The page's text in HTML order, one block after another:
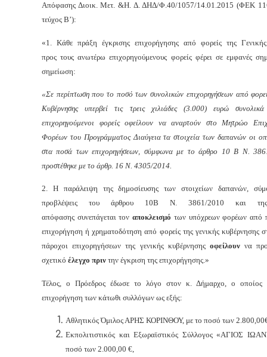
Απόφασης Διοικ. Μετ. &Η. Δ. ΔΗΔ/Φ.40/1057/14.01.2015 (ΦΕΚ
τεύχος Β’):
«1. Κάθε πράξη έγκρισης επιχορήγησης από φορείς της
προς τους ανωτέρω επιχορηγούμενους φορείς φέρει σε εμφανές
σημείωση:
«Σε περίπτωση που το ποσό των συνολικών επιχορηγήσεων από
Κυβέρνησης υπερβεί τις τρεις χιλιάδες (3.000) ευρώ
επιχορηγούμενοι φορείς οφείλουν να αναρτούν στο Μητρώο
Φορέων του Προγράμματος Διαύγεια τα στοιχεία των δαπανών οι
στα ποσά των επιχορηγήσεων, σύμφωνα με το άρθρο 10 Β Ν.
προστέθηκε με το άρθρ. 16 Ν. 4305/2014.
2. Η παράλειψη της δημοσίευσης των στοιχείων δαπανών,
προβλέψεις του άρθρου 10Β Ν. 3861/2010 και της
απόφασης συνεπάγεται τον αποκλεισμό των υπόχρεων φορέων από
επιχορήγηση ή χρηματοδότηση από φορείς της γενικής κυβέρνησης
πάροχοι επιχορηγήσεων της γενικής κυβέρνησης οφείλουν να
σχετικό έλεγχο πριν την έγκριση της επιχορήγησης.»
Τέλος, ο Πρόεδρος έδωσε το λόγο στον κ. Δήμαρχο, ο οποίος
επιχορήγηση των κάτωθι συλλόγων ως εξής:
Αθλητικός Όμιλος ΑΡΗΣ ΚΟΡΙΝΘΟΥ, με το ποσό των
Εκπολιτιστικός και Εξωραϊστικός Σύλλογος «ΑΓΙΟΣ
ποσό των 2.000,00 €,